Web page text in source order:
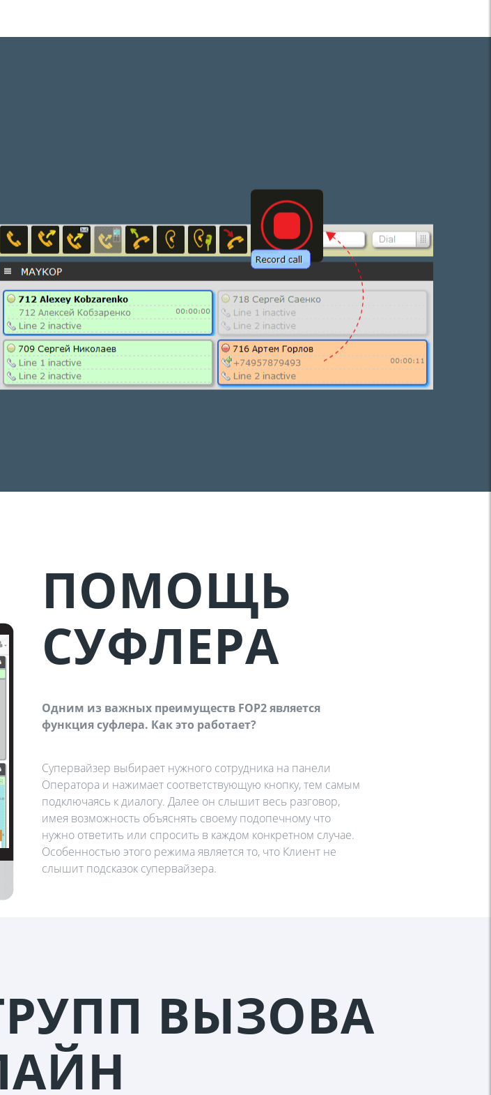
ПОМОЩЬ
СУФЛЕРА
Одним из важных преимуществ FOP2 является
функция суфлера. Как это работает?
Супервайзер выбирает нужного сотрудника на панели
Оператора и нажимает соответствующую кнопку, тем самым
подключаясь к диалогу. Далее он слышит весь разговор,
имея возможность объяснять своему подопечному что
нужно ответить или спросить в каждом конкретном случае.
Особенностью этого режима является то, что Клиент не
слышит подсказок супервайзера.
ВЫЗОВА